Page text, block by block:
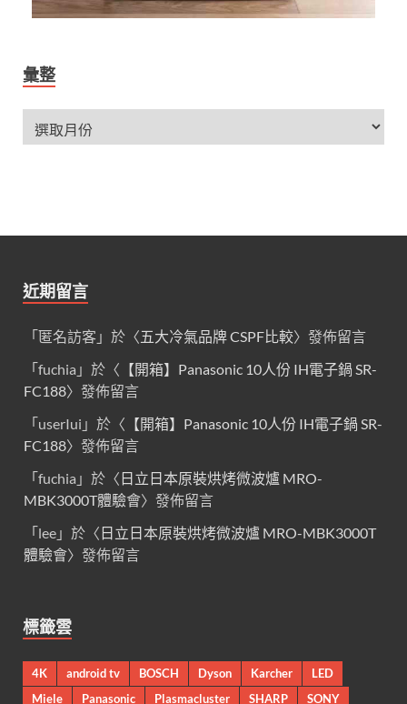
彙整
近期留言
「匿名訪客 」於〈五大冷氣品牌 CSPF比較〉發佈留言
「fuchia 」於〈 【開箱】Panasonic 10人份 IH電子鍋 SR-
FC188〉發佈留言
「userIui 」於〈 【開箱】Panasonic 10人份 IH電子鍋 SR-
FC188〉發佈留言
「fuchia 」於〈日立日本原裝烘烤微波爐 MRO-
MBK3000T體驗會〉發佈留言
「lee 」於〈日立日本原裝烘烤微波爐 MRO-MBK3000T
體驗會〉發佈留言
標籤雲
4K android tv BOSCH Dyson Karcher
LED
Miele
Panasonic Plasmacluster SHARP SONY